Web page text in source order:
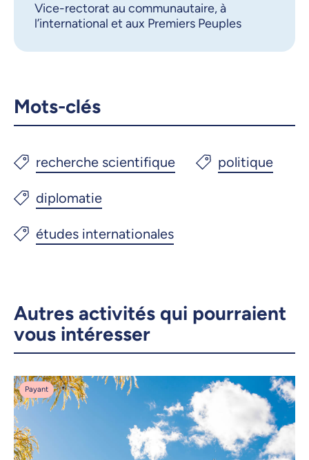
LinkedIn
Vice-rectorat au communautaire, à
l’international et aux Premiers Peuples
Mots-clés
Autres activités qui pourraient
vous intéresser
Payant